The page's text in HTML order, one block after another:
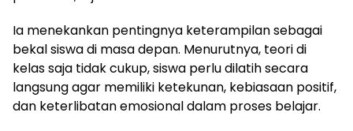
Ia menekankan pentingnya keterampilan sebagai
bekal siswa di masa depan. Menurutnya, teori di
kelas saja tidak cukup, siswa perlu dilatih secara
langsung agar memiliki ketekunan, kebiasaan positif,
dan keterlibatan emosional dalam proses belajar.